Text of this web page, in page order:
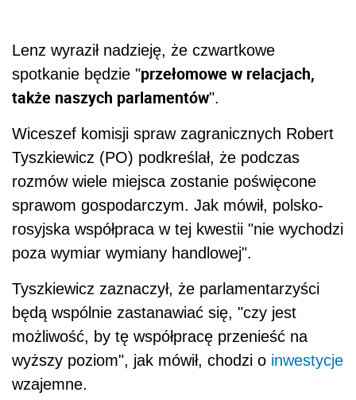
Lenz wyraził nadzieję, że czwartkowe
spotkanie będzie "przełomowe w relacjach,
także naszych parlamentów".
Wiceszef komisji spraw zagranicznych Robert
Tyszkiewicz (PO) podkreślał, że podczas
rozmów wiele miejsca zostanie poświęcone
sprawom gospodarczym. Jak mówił, polsko-
rosyjska współpraca w tej kwestii "nie wychodzi
poza wymiar wymiany handlowej".
Tyszkiewicz zaznaczył, że parlamentarzyści
będą wspólnie zastanawiać się, "czy jest
możliwość, by tę współpracę przenieść na
wyższy poziom", jak mówił, chodzi o inwestycje
wzajemne.